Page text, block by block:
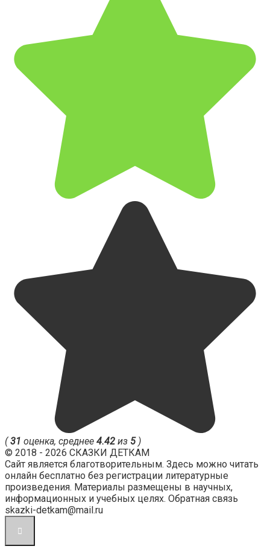
(31 оценка, среднее 4.42 из 5)
© 2018 - 2026 СКАЗКИ ДЕТКАМ
Сайт является благотворительным. Здесь можно читать
онлайн бесплатно без регистрации литературные
произведения. Материалы размещены в научных,
информационных и учебных целях. Обратная связь
skazki-detkam@mail.ru